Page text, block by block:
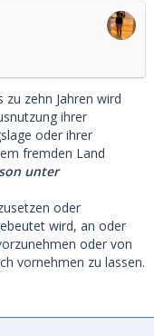
zehn Jahren wird
ihrer
oder ihrer
fremden Land
unter
oder
wird, an oder
oder von
vornehmen zu lassen.